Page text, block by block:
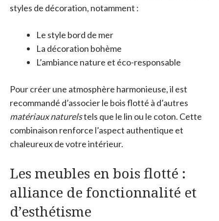
styles de décoration, notamment :
Le style bord de mer
La décoration bohème
L’ambiance nature et éco-responsable
Pour créer une atmosphère harmonieuse, il est
recommandé d’associer le bois flotté à d’autres
matériaux naturelstels que le lin ou le coton. Cette
combinaison renforce l’aspect authentique et
chaleureux de votre intérieur.
Les meubles en bois flotté :
alliance de fonctionnalité et
d’esthétisme